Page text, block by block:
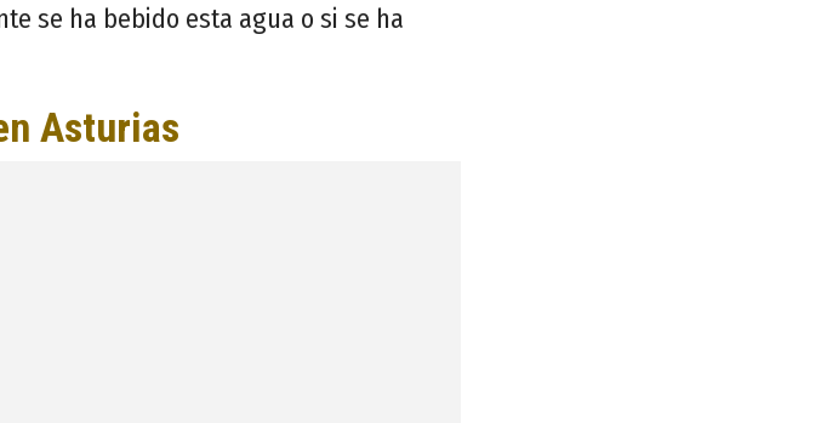
se ha bebido esta agua o si se ha